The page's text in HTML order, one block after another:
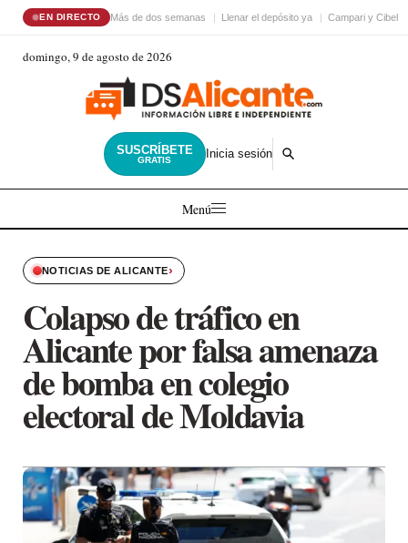
EN DIRECTO Más de dos semanas Llenar el depósito ya Campari y
domingo, 9 de agosto de 2026
SUSCRÍBETE
GRATIS Inicia sesión
Menú
NOTICIAS DE ALICANTE›
Colapso de tráfico en
Alicante por falsa amenaza
de bomba en colegio
electoral de Moldavia